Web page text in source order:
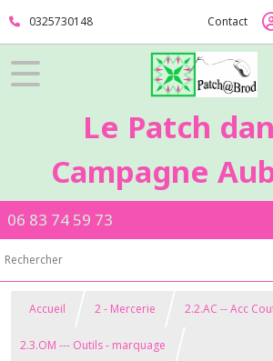
0325730148 Contact
Le Patch
Campagne
06 83 74 59 73
Accueil 2 - Mercerie 2.2.AC -- Acc
2.3.OM --- Outils - marquage